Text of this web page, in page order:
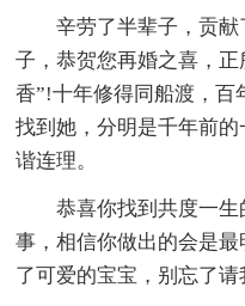
辛劳了半辈子，贡
子，恭贺您再婚之喜，
香”!十年修得同船渡，百
找到她，分明是千年前
谐连理。
恭喜你找到共度一
事，相信你做出的会是
了可爱的宝宝，别忘了请